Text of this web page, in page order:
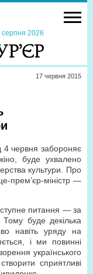
серпня 2026
17 червня 2015
4 червня забороняє
буде ухвалено
культури. Про
прем’єр-міністр —
питання — за
буде декілька
навіть уряду на
і ми повинні
українського
сприятливі